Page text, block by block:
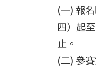
(一) 報
四）起
止。
(二) 參賽